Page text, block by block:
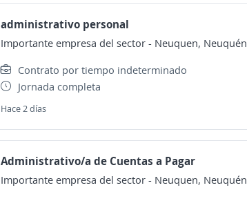
administrativo personal
Importante empresa del sector - Neuquen, Neuquén
Contrato por tiempo indeterminado
Jornada completa
Hace 2 días
Administrativo/a de Cuentas a Pagar
Importante empresa del sector - Neuquen, Neuquén